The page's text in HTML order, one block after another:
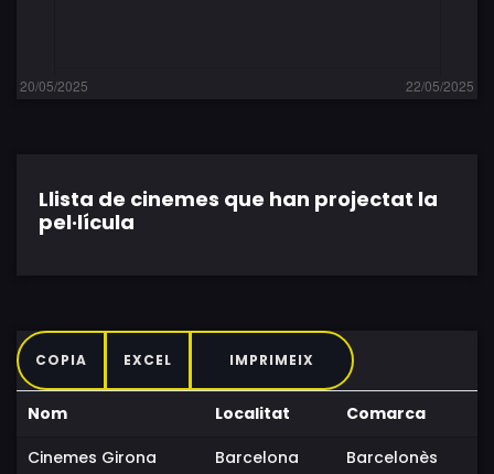
Llista de cinemes que han projectat la
pel·lícula
COPIA EXCEL IMPRIMEIX
Nom Localitat
Comarca
Cinemes Girona
Barcelona Barcelonès